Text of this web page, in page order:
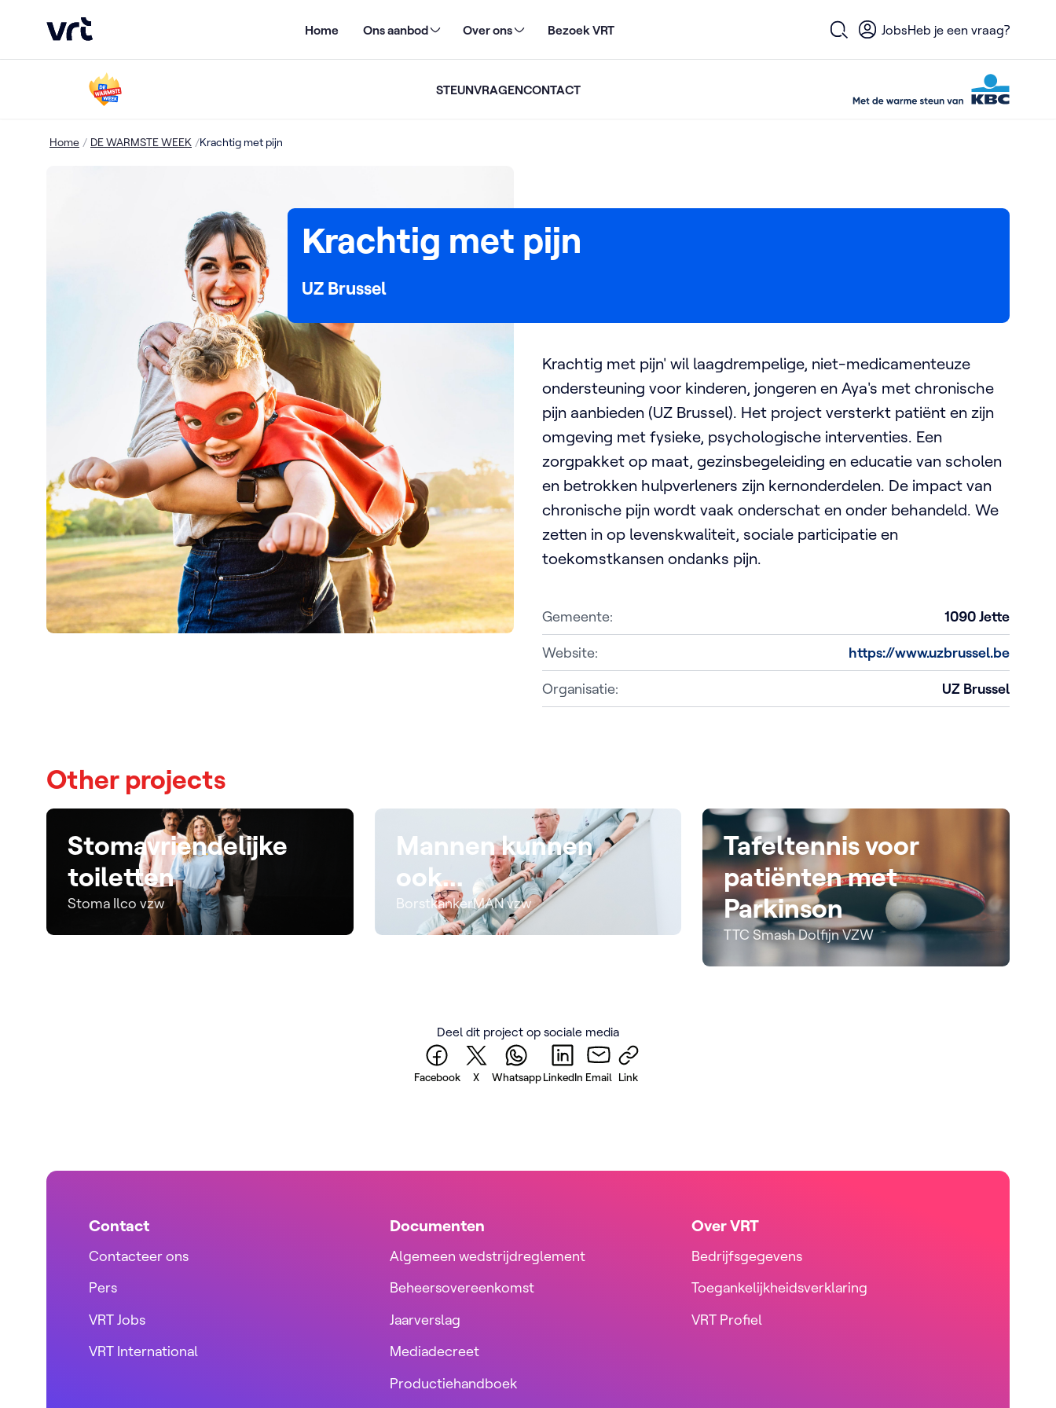
VRT (home) Home Ons aanbod Over ons Bezoek VRT
Open zoekformulier
JobsHeb je een vraag?
STEUNVRAGENCONTACT
Home / DE WARMSTE WEEK /Krachtig met pijn
Krachtig met pijn
UZ Brussel
Krachtig met pijn' wil laagdrempelige, niet-medicamenteuze
ondersteuning voor kinderen, jongeren en Aya's met chronische
pijn aanbieden (UZ Brussel). Het project versterkt patiënt en zijn
omgeving met fysieke, psychologische interventies. Een
zorgpakket op maat, gezinsbegeleiding en educatie van scholen
en betrokken hulpverleners zijn kernonderdelen. De impact van
chronische pijn wordt vaak onderschat en onder behandeld. We
zetten in op levenskwaliteit, sociale participatie en
toekomstkansen ondanks pijn.
Gemeente: 1090Jette
Website:
https://www.uzbrussel.be
Organisatie:
UZ Brussel
Other projects
Stomavriendelijke
toiletten
Stoma Ilco vzw
Mannen kunnen
ook...
BorstkankerMAN vzw
Tafeltennis voor
patiënten met
Parkinson
TTC Smash Dolfijn VZW
Deel dit project op sociale media
Facebook X Whatsapp LinkedIn Email Link
Contact
Contacteer ons
Pers
VRT Jobs
VRT International
Documenten
Algemeen wedstrijdreglement
Beheersovereenkomst
Jaarverslag
Mediadecreet
Productiehandboek
Over VRT
Bedrijfsgegevens
Toegankelijkheidsverklaring
VRT Profiel